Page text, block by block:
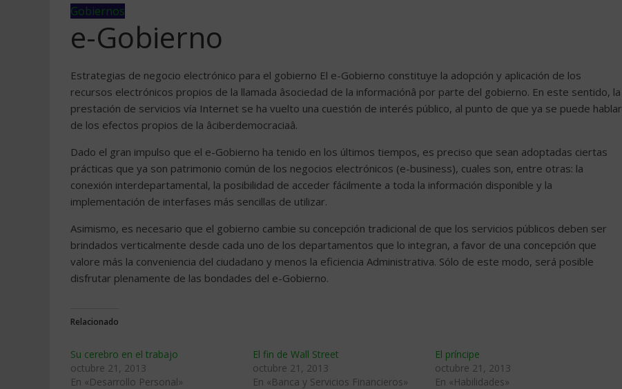
Gobiernos
e-Gobierno
Estrategias de negocio electrónico para el gobierno El e-Gobierno constituye la adopción y aplicación de los
recursos electrónicos propios de la llamada âsociedad de la informaciónâ por parte del gobierno. En este sentido, la
prestación de servicios vía Internet se ha vuelto una cuestión de interés público, al punto de que ya se puede hablar
de los efectos propios de la âciberdemocraciaâ.
Dado el gran impulso que el e-Gobierno ha tenido en los últimos tiempos, es preciso que sean adoptadas ciertas
prácticas que ya son patrimonio común de los negocios electrónicos (e-business), cuales son, entre otras: la
conexión interdepartamental, la posibilidad de acceder fácilmente a toda la información disponible y la
implementación de interfases más sencillas de utilizar.
Asimismo, es necesario que el gobierno cambie su concepción tradicional de que los servicios públicos deben ser
brindados verticalmente desde cada uno de los departamentos que lo integran, a favor de una concepción que
valore más la conveniencia del ciudadano y menos la eficiencia Administrativa. Sólo de este modo, será posible
disfrutar plenamente de las bondades del e-Gobierno.
Relacionado
Su cerebro en el trabajo
octubre 21, 2013
En «Desarrollo Personal»
El fin de Wall Street
octubre 21, 2013
En «Banca y Servicios Financieros»
El príncipe
octubre 21, 2013
En «Habilidades»